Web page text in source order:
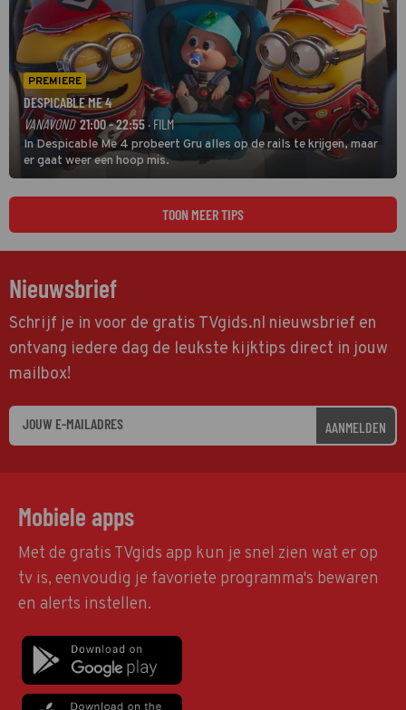
PREMIERE
DESPICABLE ME 4
VANAVOND 21:00 - 22:55 · FILM
In Despicable Me 4 probeert Gru alles op de rails te krijgen, maar
er gaat weer een hoop mis.
TOON MEER TIPS
Nieuwsbrief
Schrijf je in voor de gratis TVgids.nl nieuwsbrief en
ontvang iedere dag de leukste kijktips direct in jouw
mailbox!
AANMELDEN
Mobiele apps
Met de gratis TVgids app kun je snel zien wat er op
tv is, eenvoudig je favoriete programma's bewaren
en alerts instellen.